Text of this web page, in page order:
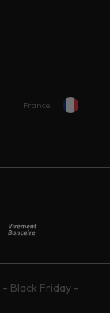
France
- Black Friday -